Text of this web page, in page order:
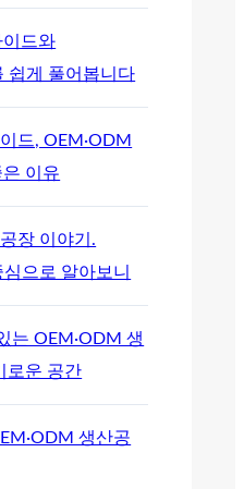
이드와
쉽게 풀어봅니다
드, OEM·ODM
이유
장 이야기.
으로 알아보니
는 OEM·ODM 생
로운 공간
생산공